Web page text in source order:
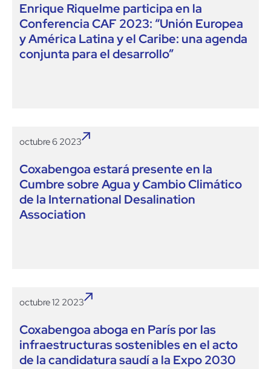
Enrique Riquelme participa en la
Conferencia CAF 2023: “Unión Europea
y América Latina y el Caribe: una agenda
conjunta para el desarrollo”
octubre 6 2023
Coxabengoa estará presente en la
Cumbre sobre Agua y Cambio Climático
de la International Desalination
Association
octubre 12 2023
Coxabengoa aboga en París por las
infraestructuras sostenibles en el acto
de la candidatura saudí a la Expo 2030